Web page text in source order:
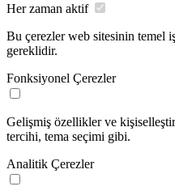
Her zaman aktif
Bu çerezler web sitesinin temel
gereklidir.
Fonksiyonel Çerezler
Gelişmiş özellikler ve
tercihi, tema seçimi gibi.
Analitik Çerezler